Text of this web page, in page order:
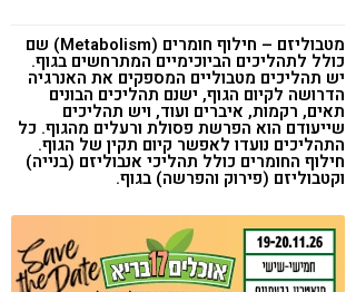
ניקוי רעלים
מזונות על
ילדים
תזונה וספורט
הפרעות קשב & ריכוז
אכילה רגשית
רגישות לגלוטן
טעים להכיר
קורונה
טבעונות
מטבוליזם – חילוף חומרים (Metabolism) שם
כולל לתהליכים הביוכימיים המתרחשים בגוף.
יש תהליכים מטבוליים המספקים את האנרגיה
הדרושה לקיום הגוף, ישנם תהליכים הבונים
תאים, רקמות, איברים ועוד, ויש תהליכים
שייעודם הוא הפרשת פסולת ורעלים מהגוף. כל
התהליכים נועדו לאפשר קיום תקין של הגוף.
חילוף החומרים כולל תהליכי אנבוליזם (בנייה)
וקטבוליזם (פירוק והפרשה) בגוף.